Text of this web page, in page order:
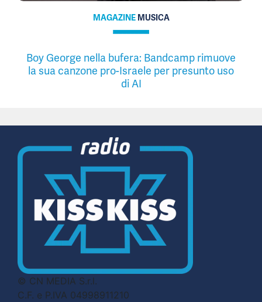
MAGAZINE MUSICA
Boy George nella bufera: Bandcamp rimuove
la sua canzone pro-Israele per presunto uso
di AI
© CN MEDIA S.r.l.
C.F. e P.IVA 04998911210